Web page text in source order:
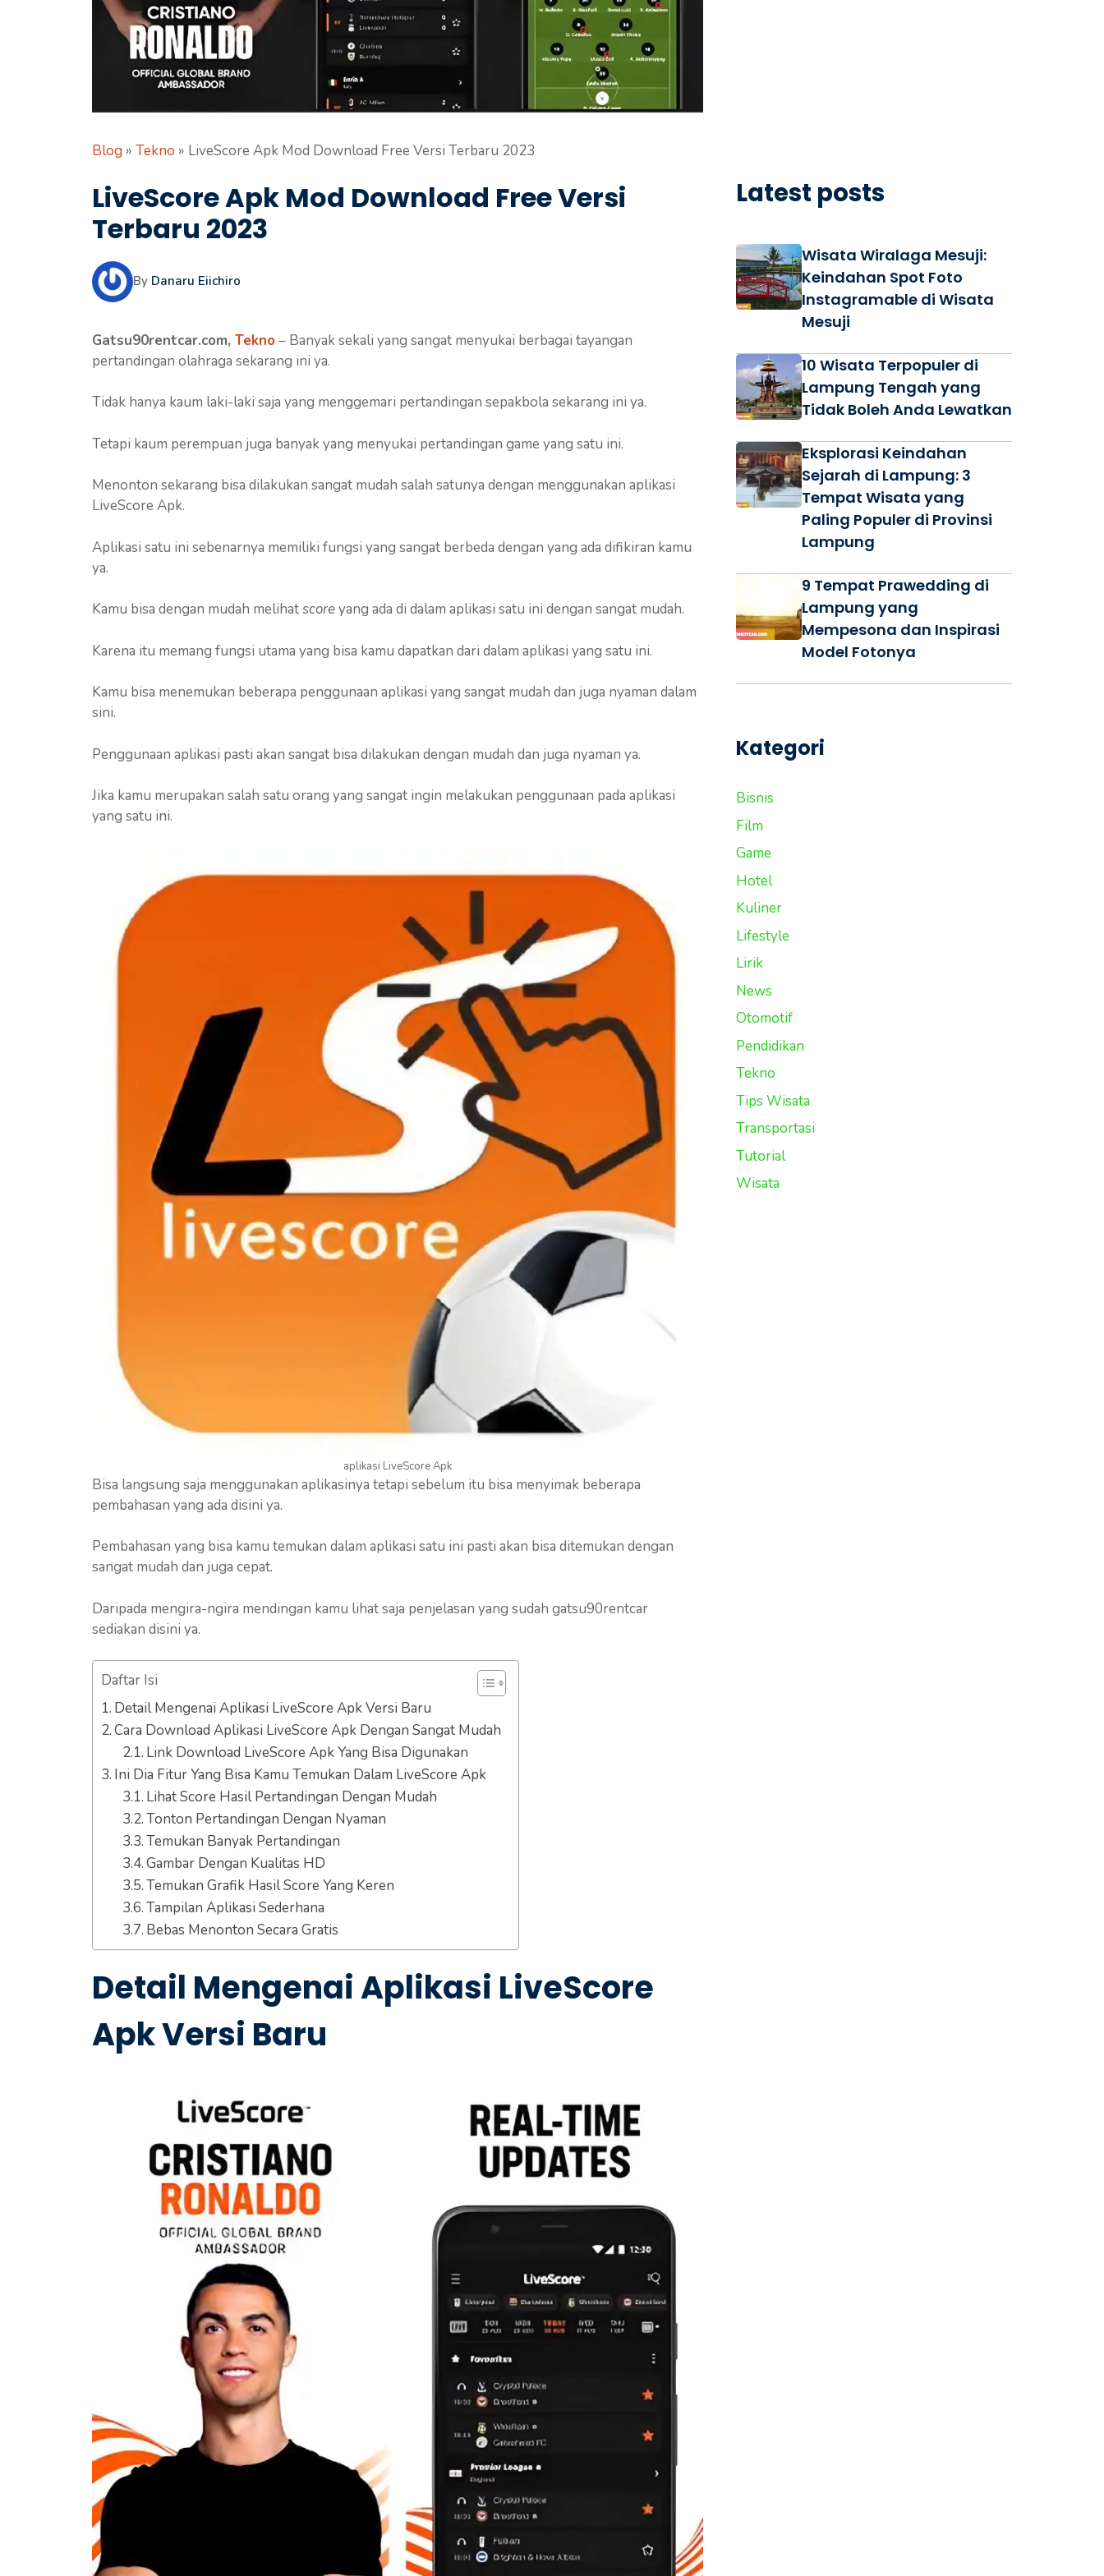
Blog » Tekno » LiveScore Apk Mod Download Free Versi Terbaru 2023
LiveScore Apk Mod Download Free Versi
Terbaru 2023
By Danaru Eiichiro
Gatsu90rentcar.com, Tekno– Banyak sekali yang sangat menyukai berbagai tayangan
pertandingan olahraga sekarang ini ya.
Tidak hanya kaum laki-laki saja yang menggemari pertandingan sepakbola sekarang ini ya.
Tetapi kaum perempuan juga banyak yang menyukai pertandingan game yang satu ini.
Menonton sekarang bisa dilakukan sangat mudah salah satunya dengan menggunakan aplikasi
LiveScore Apk.
Aplikasi satu ini sebenarnya memiliki fungsi yang sangat berbeda dengan yang ada difikiran kamu
ya.
Kamu bisa dengan mudah melihatscoreyang ada di dalam aplikasi satu ini dengan sangat mudah.
Karena itu memang fungsi utama yang bisa kamu dapatkan dari dalam aplikasi yang satu ini.
Kamu bisa menemukan beberapa penggunaan aplikasi yang sangat mudah dan juga nyaman dalam
sini.
Penggunaan aplikasi pasti akan sangat bisa dilakukan dengan mudah dan juga nyaman ya.
Jika kamu merupakan salah satu orang yang sangat ingin melakukan penggunaan pada aplikasi
yang satu ini.
aplikasi LiveScore Apk
Bisa langsung saja menggunakan aplikasinya tetapi sebelum itu bisa menyimak beberapa
pembahasan yang ada disini ya.
Pembahasan yang bisa kamu temukan dalam aplikasi satu ini pasti akan bisa ditemukan dengan
sangat mudah dan juga cepat.
Daripada mengira-ngira mendingan kamu lihat saja penjelasan yang sudah gatsu90rentcar
sediakan disini ya.
Daftar Isi
Detail Mengenai Aplikasi LiveScore Apk Versi Baru
Cara Download Aplikasi LiveScore Apk Dengan Sangat Mudah
Link Download LiveScore Apk Yang Bisa Digunakan
Ini Dia Fitur Yang Bisa Kamu Temukan Dalam LiveScore Apk
Lihat Score Hasil Pertandingan Dengan Mudah
Tonton Pertandingan Dengan Nyaman
Temukan Banyak Pertandingan
Gambar Dengan Kualitas HD
Temukan Grafik Hasil Score Yang Keren
Tampilan Aplikasi Sederhana
Bebas Menonton Secara Gratis
Detail Mengenai Aplikasi LiveScore
Apk Versi Baru
Latest posts
Wisata Wiralaga Mesuji:
Keindahan Spot Foto
Instagramable di Wisata
Mesuji
10 Wisata Terpopuler di
Lampung Tengah yang
Tidak Boleh Anda Lewatkan
Eksplorasi Keindahan
Sejarah di Lampung: 3
Tempat Wisata yang
Paling Populer di Provinsi
Lampung
9 Tempat Prawedding di
Lampung yang
Mempesona dan Inspirasi
Model Fotonya
Kategori
Bisnis
Film
Game
Hotel
Kuliner
Lifestyle
Lirik
News
Otomotif
Pendidikan
Tekno
Tips Wisata
Transportasi
Tutorial
Wisata